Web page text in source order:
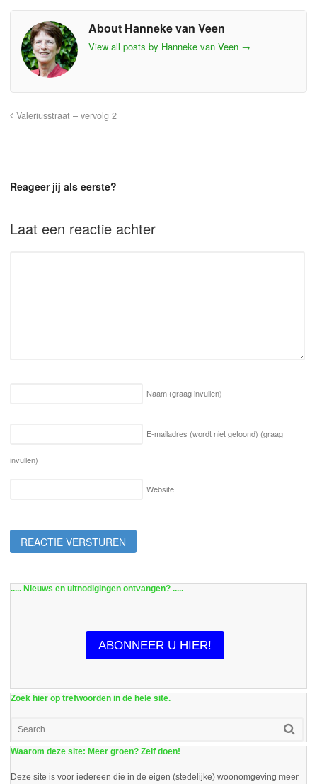
About Hanneke van Veen
View all posts by Hanneke van Veen →
Valeriusstraat – vervolg 2
Reageer jij als eerste?
Laat een reactie achter
Naam (graag invullen)
E-mailadres (wordt niet getoond) (graag
invullen)
Website
..... Nieuws en uitnodigingen ontvangen? .....
ABONNEER U HIER!
Zoek hier op trefwoorden in de hele site.
Waarom deze site: Meer groen? Zelf doen!
Deze site is voor iedereen die in de eigen (stedelijke) woonomgeving meer